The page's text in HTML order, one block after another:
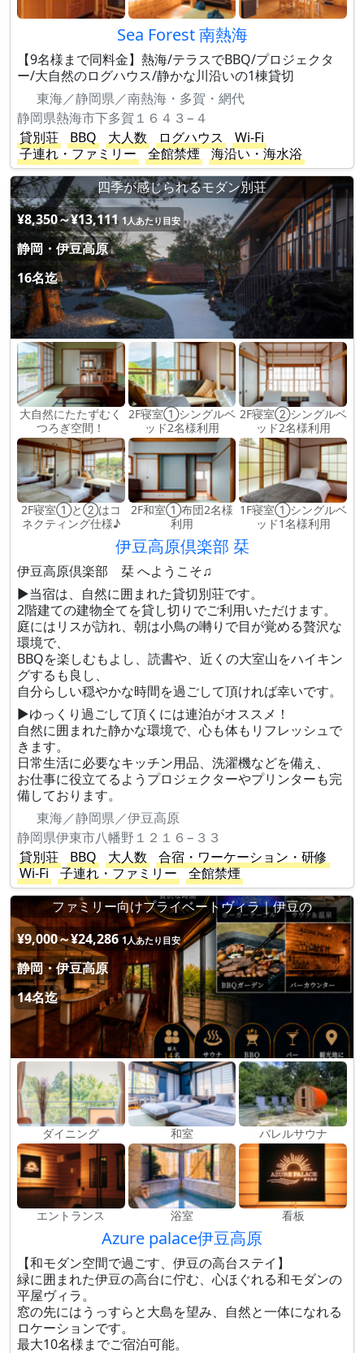
Sea Forest 南熱海
【9名様まで同料金】熱海/テラスでBBQ/プロジェクタ
ー/大自然のログハウス/静かな川沿いの1棟貸切
東海／静岡県／南熱海・多賀・網代
静岡県熱海市下多賀１６４３−４
貸別荘
BBQ 大人数 ログハウス
Wi-Fi
子連れ・ファミリー
全館禁煙
海沿い・海水浴
四季が感じられるモダン別荘
¥8,350～¥13,111 1人あたり目安
静岡・伊豆高原
16名迄
大自然にたたずむく
つろぎ空間！
2F寝室①シングルベ
ッド2名様利用
2F寝室②シングルベ
ッド2名様利用
2F寝室①と②はコ
ネクティング仕様♪
2F和室①布団2名様
利用
1F寝室①シングルベ
ッド1名様利用
伊豆高原倶楽部 栞
伊豆高原倶楽部 栞 へようこそ♫
▶当宿は、自然に囲まれた貸切別荘です。
2階建ての建物全てを貸し切りでご利用いただけます。
庭にはリスが訪れ、朝は小鳥の囀りで目が覚める贅沢な
環境で、
BBQを楽しむもよし、読書や、近くの大室山をハイキン
グするも良し、
自分らしい穏やかな時間を過ごして頂ければ幸いです。
▶ゆっくり過ごして頂くには連泊がオススメ！
自然に囲まれた静かな環境で、心も体もリフレッシュで
きます。
日常生活に必要なキッチン用品、洗濯機などを備え、
お仕事に役立てるようプロジェクターやプリンターも完
備しております。
東海／静岡県／伊豆高原
静岡県伊東市八幡野１２１６−３３
貸別荘
BBQ 大人数
合宿・ワーケーション・研修
Wi-Fi
子連れ・ファミリー
全館禁煙
ファミリー向けプライベートヴィラ｜伊豆の
¥9,000～¥24,286 1人あたり目安
静岡・伊豆高原
14名迄
ダイニング 和室 バレルサウナ
エントランス 浴室 看板
Azure palace伊豆高原
【和モダン空間で過ごす、伊豆の高台ステイ】
緑に囲まれた伊豆の高台に佇む、心ほぐれる和モダンの
平屋ヴィラ。
窓の先にはうっすらと大島を望み、自然と一体になれる
ロケーションです。
最大10名様までご宿泊可能。